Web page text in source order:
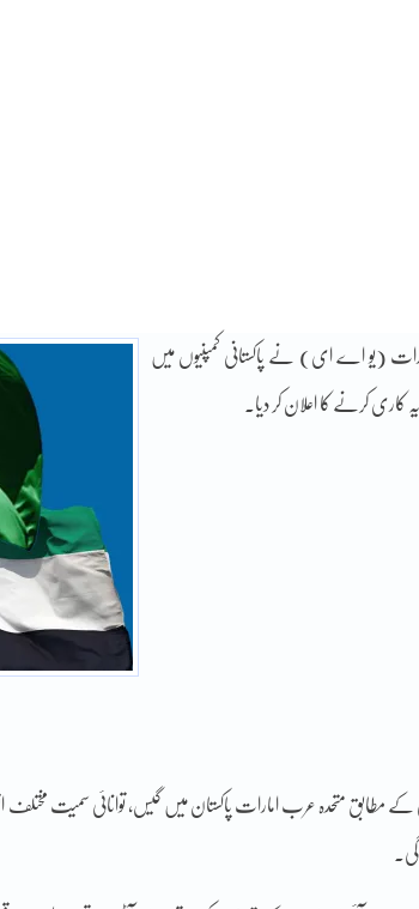
(یو اے ای) نے پاکستانی کمپنیوں میں
کرنے کا اعلان کر دیا۔
کے مطابق متحدہ عرب امارات پاکستان میں گیس، توانائی سمیت